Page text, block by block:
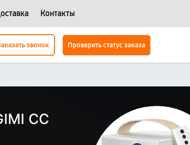
Контакты
звонок Проверить статус заказа
CC